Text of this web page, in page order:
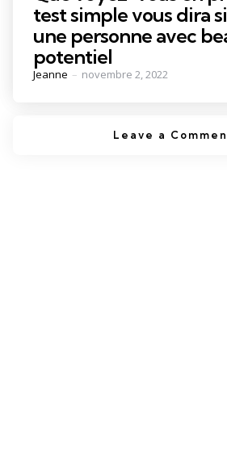
test simple vous dira
une personne avec
potentiel
Posted
Jeanne novembre 2, 2022
Leave a